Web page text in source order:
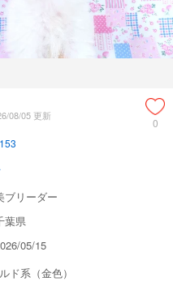
08/05 更新
0
ブリーダー
葉県
05/15
ド系（金色）